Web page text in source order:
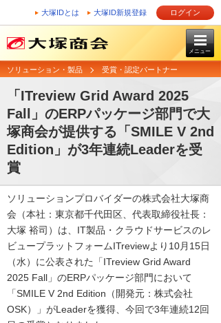
大塚IDとは 大塚ID新規登録 ログイン
メニュー
ソリューション・製品 受賞・認定パートナー
「ITreview Grid Award 2025
Fall」のERPパッケージ部門で大
塚商会が提供する「SMILE V 2nd
Edition」が3年連続Leaderを受
賞
ソリューションプロバイダーの株式会社大塚商
会（本社：東京都千代田区、代表取締役社長：
大塚 裕司）は、IT製品・クラウドサービスのレ
ビュープラットフォームITreviewより10月15日
（水）に公表された「ITreview Grid Award
2025 Fall」のERPパッケージ部門において
「SMILE V 2nd Edition（開発元：株式会社
OSK）」がLeaderを獲得、今回で3年連続12回